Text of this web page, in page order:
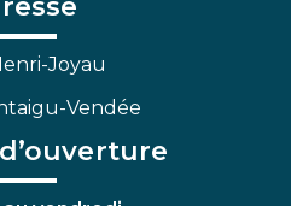
Joyau
Vendée